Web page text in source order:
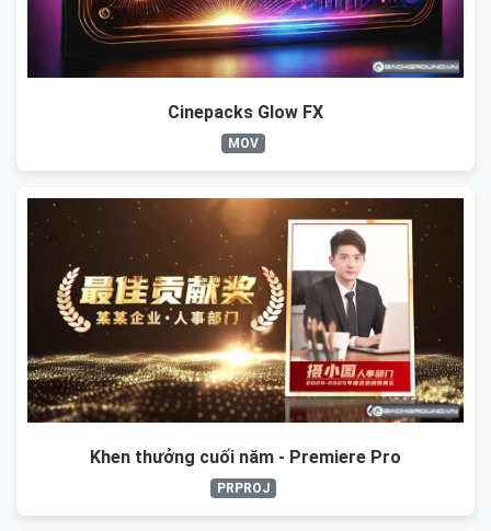
Cinepacks Glow FX
MOV
Khen thưởng cuối năm - Premiere Pro
PRPROJ